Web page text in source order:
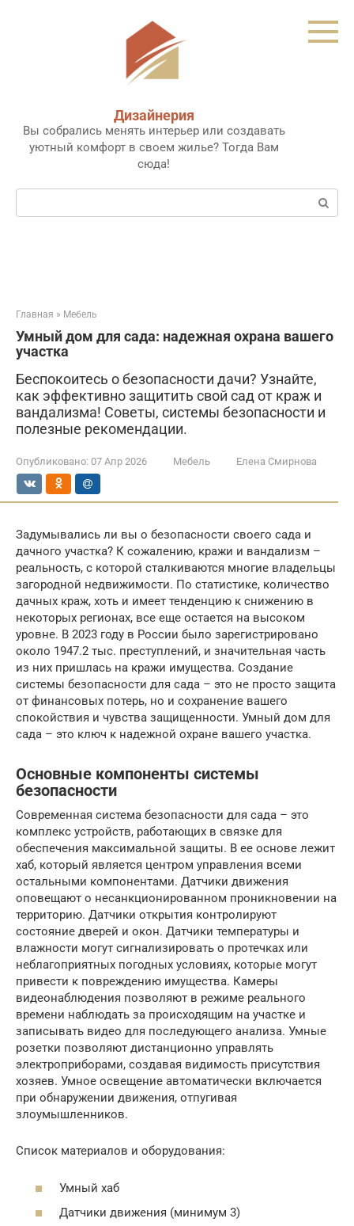
Дизайнерия
Вы собрались менять интерьер или создавать
уютный комфорт в своем жилье? Тогда Вам
сюда!
Поиск:
Главная » Мебель
Умный дом для сада: надежная охрана вашего
участка
Беспокоитесь о безопасности дачи? Узнайте,
как эффективно защитить свой сад от краж и
вандализма! Советы, системы безопасности и
полезные рекомендации.
Опубликовано: 07 Апр 2026 Мебель Елена Смирнова
Задумывались ли вы о безопасности своего сада и
дачного участка? К сожалению, кражи и вандализм –
реальность, с которой сталкиваются многие владельцы
загородной недвижимости. По статистике, количество
дачных краж, хоть и имеет тенденцию к снижению в
некоторых регионах, все еще остается на высоком
уровне. В 2023 году в России было зарегистрировано
около 1947.2 тыс. преступлений, и значительная часть
из них пришлась на кражи имущества. Создание
системы безопасности для сада – это не просто защита
от финансовых потерь, но и сохранение вашего
спокойствия и чувства защищенности. Умный дом для
сада – это ключ к надежной охране вашего участка.
Основные компоненты системы
безопасности
Современная система безопасности для сада – это
комплекс устройств, работающих в связке для
обеспечения максимальной защиты. В ее основе лежит
хаб, который является центром управления всеми
остальными компонентами. Датчики движения
оповещают о несанкционированном проникновении на
территорию. Датчики открытия контролируют
состояние дверей и окон. Датчики температуры и
влажности могут сигнализировать о протечках или
неблагоприятных погодных условиях, которые могут
привести к повреждению имущества. Камеры
видеонаблюдения позволяют в режиме реального
времени наблюдать за происходящим на участке и
записывать видео для последующего анализа. Умные
розетки позволяют дистанционно управлять
электроприборами, создавая видимость присутствия
хозяев. Умное освещение автоматически включается
при обнаружении движения, отпугивая
злоумышленников.
Список материалов и оборудования:
Умный хаб
Датчики движения (минимум 3)